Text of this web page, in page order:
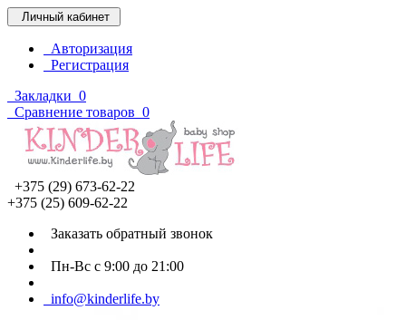
Личный кабинет
Авторизация
Регистрация
Закладки 0
Сравнение товаров 0
+375 (29) 673-62-22
+375 (25) 609-62-22
Заказать обратный звонок
Пн-Вс с 9:00 до 21:00
info@kinderlife.by